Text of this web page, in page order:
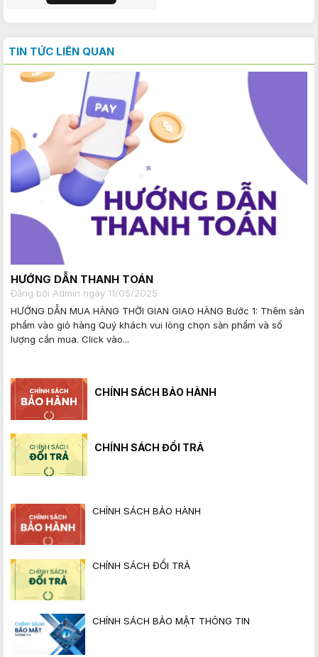
TIN TỨC LIÊN QUAN
HƯỚNG DẪN THANH TOÁN
Đăng bởi Admin ngày 11/05/2025
HƯỚNG DẪN MUA HÀNG THỜI GIAN GIAO HÀNG Bước 1: Thêm sản
phẩm vào giỏ hàng Quý khách vui lòng chọn sản phẩm và số
lượng cần mua. Click vào...
CHÍNH SÁCH BẢO HÀNH
CHÍNH SÁCH ĐỔI TRẢ
CHÍNH SÁCH BẢO HÀNH
CHÍNH SÁCH ĐỔI TRẢ
CHÍNH SÁCH BẢO MẬT THÔNG TIN